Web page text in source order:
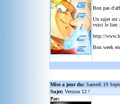
Bon pas
Un sujet est
voici le lien :
http://
Bon week
Mise a jour du: Samedi 19
Sujet: Version 12 !
Par: